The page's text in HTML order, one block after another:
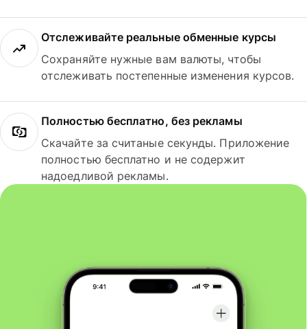
Отслеживайте реальные обменные курсы
Сохраняйте нужные вам валюты, чтобы
отслеживать постепенные изменения курсов.
Полностью бесплатно, без рекламы
Скачайте за считаные секунды. Приложение
полностью бесплатно и не содержит
надоедливой рекламы.